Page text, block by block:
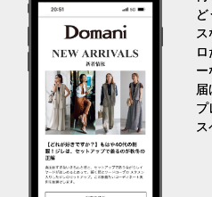
ス
ロ
ー
届
プ
ス